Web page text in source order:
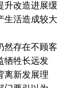
升改造进展缓
生活造成较大
然存在不顾客
牺牲长远发
离新发展理